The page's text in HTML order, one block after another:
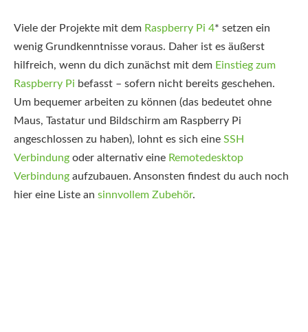
Viele der Projekte mit dem Raspberry Pi 4* setzen ein
wenig Grundkenntnisse voraus. Daher ist es äußerst
hilfreich, wenn du dich zunächst mit dem Einstieg zum
Raspberry Pi befasst – sofern nicht bereits geschehen.
Um bequemer arbeiten zu können (das bedeutet ohne
Maus, Tastatur und Bildschirm am Raspberry Pi
angeschlossen zu haben), lohnt es sich eine SSH
Verbindung oder alternativ eine Remotedesktop
Verbindung aufzubauen. Ansonsten findest du auch noch
hier eine Liste an sinnvollem Zubehör.